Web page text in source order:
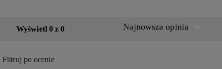
Wyświetl 0 z 0 Najnowsza opinia
Filtruj po ocenie